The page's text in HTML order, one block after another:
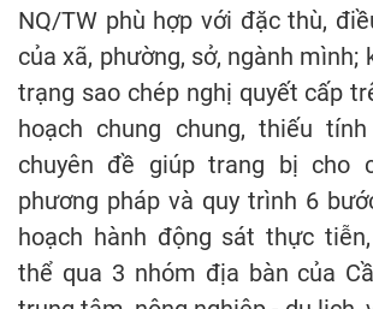
NQ/TW phù hợp với đặc thù,
của xã, phường, sở, ngành mình;
trạng sao chép nghị quyết cấp
hoạch chung chung, thiếu
chuyên đề giúp trang bị cho
phương pháp và quy trình 6
hoạch hành động sát thực
thể qua 3 nhóm địa bàn của